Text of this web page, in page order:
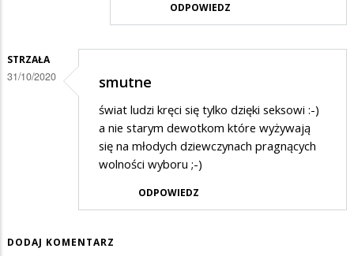
ODPOWIEDZ
STRZAŁA
31/10/2020 smutne
świat ludzi kręci się tylko dzięki seksowi :-)
a nie starym dewotkom które wyżywają
się na młodych dziewczynach pragnących
wolności wyboru ;-)
ODPOWIEDZ
DODAJ KOMENTARZ